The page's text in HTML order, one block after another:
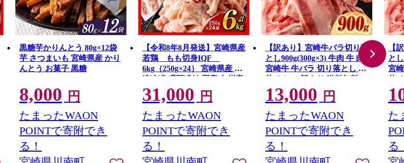
黒糖芋かりんとう 80g×12袋
芋 さつまいも 宮崎県産 かり
んとう お菓子 黒糖
8,000 円
たまったWAON
POINTで寄附でき
る！
【令和8年8月発送】宮崎県産
若鶏 もも切身IQF
6kg（250g×24） 宮崎県産 急
速冷凍 瞬間凍結 国産 九州産
鶏肉 若鶏 肉 とり もも モモ
肉 大容量 宮崎県 川南町 送料
無料
31,000 円
たまったWAON
POINTで寄附でき
る！
【訳あり】宮崎牛バラ切り落
とし900g(300g×3) 牛肉 牛 肉
宮崎牛 牛バラ 切り落とし 牛
丼 カレー 訳あり 送料無料
13,000 円
たまったWAON
POINTで寄附でき
る！
【
と
宮
丼
た
る